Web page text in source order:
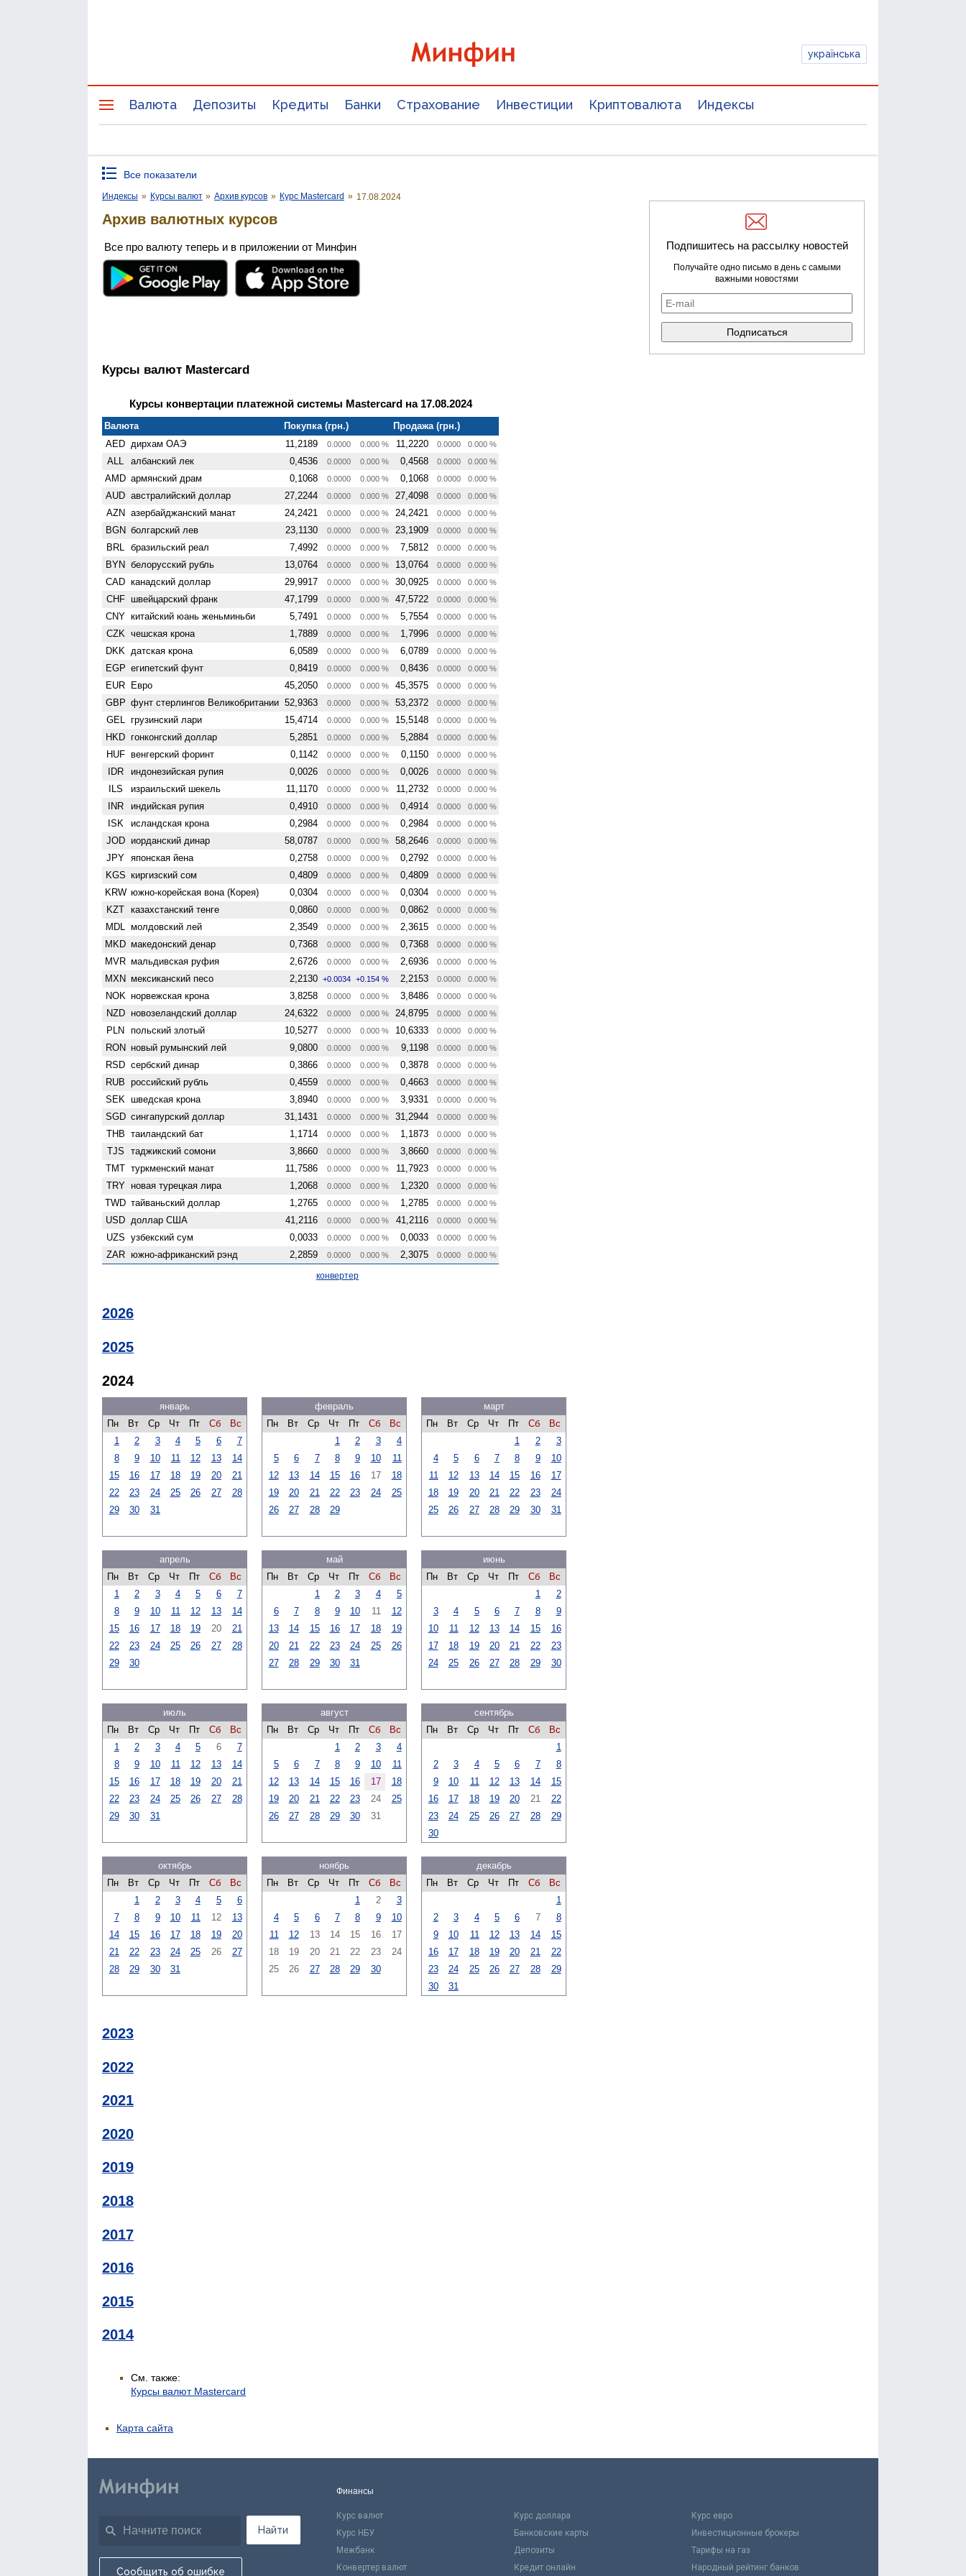
українська
Валюта Депозиты Кредиты Банки Страхование Инвестиции Криптовалюта Индексы
Все показатели
Индексы » Курсы валют » Архив курсов » Курс Mastercard » 17.08.2024
Архив валютных курсов
Все про валюту теперь и в приложении от Минфин
Курсы валют Mastercard
Курсы конвертации платежной системы Mastercard на 17.08.2024
Валюта Покупка (грн.)
Продажа (грн.)
AED дирхам ОАЭ 11,2189 0.0000 0.000 % 11,2220 0.0000 0.000 %
ALL албанский лек 0,4536 0.0000 0.000 % 0,4568 0.0000 0.000 %
AMD армянский драм 0,1068 0.0000 0.000 % 0,1068 0.0000 0.000 %
AUD австралийский доллар 27,2244 0.0000 0.000 % 27,4098 0.0000 0.000 %
AZN азербайджанский манат 24,2421 0.0000 0.000 % 24,2421 0.0000 0.000 %
BGN болгарский лев 23,1130 0.0000 0.000 % 23,1909 0.0000 0.000 %
BRL бразильский реал 7,4992 0.0000 0.000 % 7,5812 0.0000 0.000 %
BYN белорусский рубль 13,0764 0.0000 0.000 % 13,0764 0.0000 0.000 %
CAD канадский доллар 29,9917 0.0000 0.000 % 30,0925 0.0000 0.000 %
CHF швейцарский франк 47,1799 0.0000 0.000 % 47,5722 0.0000 0.000 %
CNY китайский юань женьминьби 5,7491 0.0000 0.000 % 5,7554 0.0000 0.000 %
CZK чешская крона 1,7889 0.0000 0.000 % 1,7996 0.0000 0.000 %
DKK датская крона 6,0589 0.0000 0.000 % 6,0789 0.0000 0.000 %
EGP египетский фунт 0,8419 0.0000 0.000 % 0,8436 0.0000 0.000 %
EUR Евро 45,2050 0.0000 0.000 % 45,3575 0.0000 0.000 %
GBP фунт стерлингов Велико­британии 52,9363 0.0000 0.000 % 53,2372 0.0000 0.000 %
GEL грузинский лари 15,4714 0.0000 0.000 % 15,5148 0.0000 0.000 %
HKD гонконгский доллар 5,2851 0.0000 0.000 % 5,2884 0.0000 0.000 %
HUF венгерский форинт 0,1142 0.0000 0.000 % 0,1150 0.0000 0.000 %
IDR индонезийская рупия 0,0026 0.0000 0.000 % 0,0026 0.0000 0.000 %
ILS израильский шекель 11,1170 0.0000 0.000 % 11,2732 0.0000 0.000 %
INR индийская рупия 0,4910 0.0000 0.000 % 0,4914 0.0000 0.000 %
ISK исландская крона 0,2984 0.0000 0.000 % 0,2984 0.0000 0.000 %
JOD иорданский динар 58,0787 0.0000 0.000 % 58,2646 0.0000 0.000 %
JPY японская йена 0,2758 0.0000 0.000 % 0,2792 0.0000 0.000 %
KGS киргизский сом 0,4809 0.0000 0.000 % 0,4809 0.0000 0.000 %
KRW южно-корейская вона (Корея) 0,0304 0.0000 0.000 % 0,0304 0.0000 0.000 %
KZT казахстанский тенге 0,0860 0.0000 0.000 % 0,0862 0.0000 0.000 %
MDL молдовский лей 2,3549 0.0000 0.000 % 2,3615 0.0000 0.000 %
MKD македонский денар 0,7368 0.0000 0.000 % 0,7368 0.0000 0.000 %
MVR мальдивская руфия 2,6726 0.0000 0.000 % 2,6936 0.0000 0.000 %
MXN мексиканский песо 2,2130 +0.0034 +0.154 % 2,2153 0.0000 0.000 %
NOK норвежская крона 3,8258 0.0000 0.000 % 3,8486 0.0000 0.000 %
NZD ново­зеландский доллар 24,6322 0.0000 0.000 % 24,8795 0.0000 0.000 %
PLN польский злотый 10,5277 0.0000 0.000 % 10,6333 0.0000 0.000 %
RON новый румынский лей 9,0800 0.0000 0.000 % 9,1198 0.0000 0.000 %
RSD сербский динар 0,3866 0.0000 0.000 % 0,3878 0.0000 0.000 %
RUB российский рубль 0,4559 0.0000 0.000 % 0,4663 0.0000 0.000 %
SEK шведская крона 3,8940 0.0000 0.000 % 3,9331 0.0000 0.000 %
SGD сингапурский доллар 31,1431 0.0000 0.000 % 31,2944 0.0000 0.000 %
THB таиландский бат 1,1714 0.0000 0.000 % 1,1873 0.0000 0.000 %
TJS таджикский сомони 3,8660 0.0000 0.000 % 3,8660 0.0000 0.000 %
TMT туркменский манат 11,7586 0.0000 0.000 % 11,7923 0.0000 0.000 %
TRY новая турецкая лира 1,2068 0.0000 0.000 % 1,2320 0.0000 0.000 %
TWD тайваньский доллар 1,2765 0.0000 0.000 % 1,2785 0.0000 0.000 %
USD доллар США 41,2116 0.0000 0.000 % 41,2116 0.0000 0.000 %
UZS узбекский сум 0,0033 0.0000 0.000 % 0,0033 0.0000 0.000 %
ZAR южно-африканский рэнд 2,2859 0.0000 0.000 % 2,3075 0.0000 0.000 %
конвертер
2026
2025
2024
январь
Пн
Вт Ср Чт Пт Сб
Вс
1
2 3 4 5 6
7
8
9 10 11 12 13
14
15
16 17 18 19 20
21
22
23 24 25 26 27
28
29
30 31
февраль
Пн
Вт Ср Чт Пт Сб
Вс
1
2 3
4
5
6 7 8 9 10
11
12
13 14 15 16 17
18
19
20 21 22 23 24
25
26
27 28 29
март
Пн
Вт Ср Чт Пт Сб
Вс
1
2
3
4
5 6 7 8 9
10
11
12 13 14 15 16
17
18
19 20 21 22 23
24
25
26 27 28 29 30 31
апрель
Пн
Вт Ср Чт Пт Сб
Вс
1
2 3 4 5 6
7
8
9 10 11 12 13
14
15
16 17 18 19 20
21
22
23 24 25 26 27
28
29
30
май
Пн
Вт Ср Чт Пт Сб
Вс
1
2 3 4
5
6
7 8 9 10 11
12
13
14 15 16 17 18
19
20
21 22 23 24 25
26
27
28 29 30 31
июнь
Пн
Вт Ср Чт Пт Сб
Вс
1
2
3
4 5 6 7 8
9
10
11 12 13 14 15
16
17
18 19 20 21 22
23
24
25 26 27 28 29 30
июль
Пн
Вт Ср Чт Пт Сб
Вс
1
2 3 4 5 6
7
8
9 10 11 12 13
14
15
16 17 18 19 20
21
22
23 24 25 26 27
28
29
30 31
август
Пн
Вт Ср Чт Пт Сб
Вс
1
2 3
4
5
6 7 8 9 10
11
12
13 14 15 16 17
18
19
20 21 22 23 24
25
26
27 28 29 30 31
сентябрь
Пн
Вт Ср Чт Пт Сб
Вс
1
2
3 4 5 6 7
8
9
10 11 12 13 14
15
16
17 18 19 20 21
22
23
24 25 26 27 28
29
30
октябрь
Пн
Вт Ср Чт Пт Сб
Вс
1
2 3 4 5
6
7
8 9 10 11 12
13
14
15 16 17 18 19
20
21
22 23 24 25 26
27
28
29 30 31
ноябрь
Пн
Вт Ср Чт Пт Сб
Вс
1
2
3
4
5 6 7 8 9
10
11
12 13 14 15 16
17
18
19 20 21 22 23
24
25
26 27 28 29 30
декабрь
Пн
Вт Ср Чт Пт Сб
Вс
1
2
3 4 5 6 7
8
9
10 11 12 13 14
15
16
17 18 19 20 21
22
23
24 25 26 27 28
29
30
31
2023
2022
2021
2020
2019
2018
2017
2016
2015
2014
См. также:
Курсы валют Mastercard
Подпишитесь на рассылку новостей
Получайте одно письмо в день с самыми
важными новостями
Карта сайта
Найти
Сообщить об ошибке
Финансы
Курс валют Курс доллара
Курс евро
Курс НБУ
Банковские карты
Инвестиционные брокеры
Межбанк
Депозиты
Тарифы на газ
Конвертер валют
Кредит онлайн Народный рейтинг банков